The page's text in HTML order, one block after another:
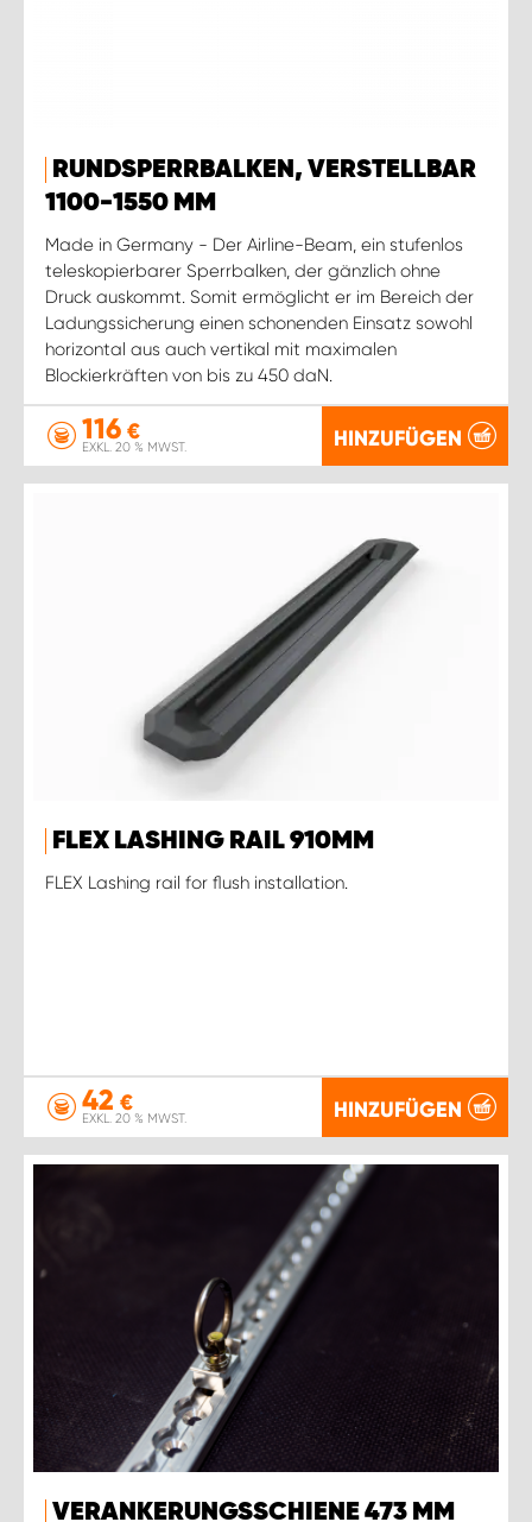
RUNDSPERRBALKEN, VERSTELLBAR
1100-1550 MM
Made in Germany - Der Airline-Beam, ein stufenlos
teleskopierbarer Sperrbalken, der gänzlich ohne
Druck auskommt. Somit ermöglicht er im Bereich der
Ladungssicherung einen schonenden Einsatz sowohl
horizontal aus auch vertikal mit maximalen
Blockierkräften von bis zu 450 daN.
116 €
EXKL. 20 % MWST. HINZUFÜGEN
FLEX LASHING RAIL 910MM
FLEX Lashing rail for flush installation.
42 €
EXKL. 20 % MWST. HINZUFÜGEN
VERANKERUNGSSCHIENE 473 MM